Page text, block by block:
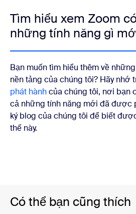
Tìm hiểu xem Zoom
những tính năng gì
Bạn muốn tìm hiểu thêm về
nền tảng của chúng tôi? Hãy nhớ
phát hànhcủa chúng tôi, nơi bạn
cả những tính năng mới đã được
ký blog của chúng tôi để biết
thế này.
Có thể bạn cũng thích